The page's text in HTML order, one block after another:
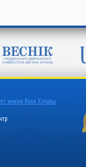
имени Янки Купалы